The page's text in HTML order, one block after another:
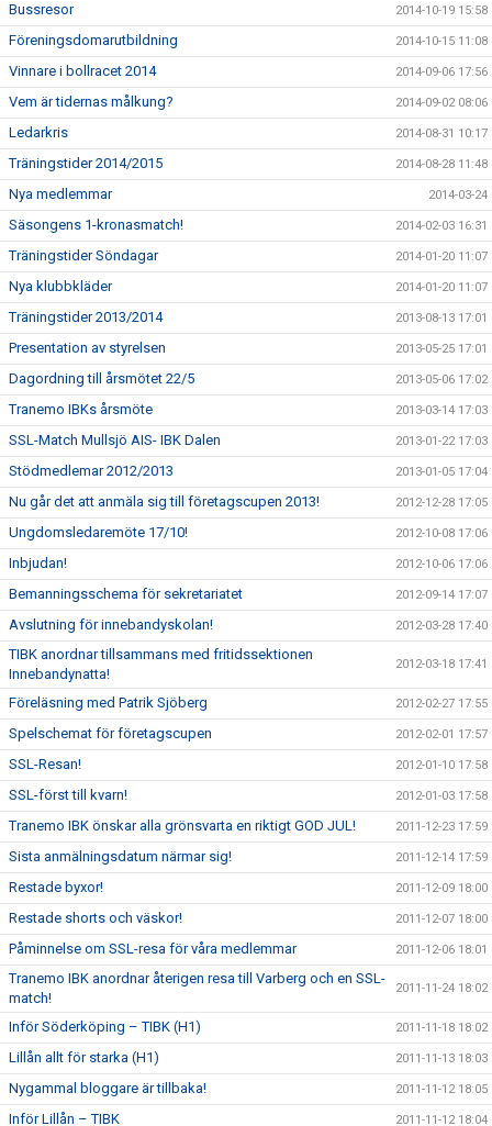
Bussresor 2014-10-19 15:58
Föreningsdomarutbildning 2014-10-15 11:08
Vinnare i bollracet 2014 2014-09-06 17:56
Vem är tidernas målkung? 2014-09-02 08:06
Ledarkris 2014-08-31 10:17
Träningstider 2014/2015 2014-08-28 11:48
Nya medlemmar 2014-03-24
Säsongens 1-kronasmatch! 2014-02-03 16:31
Träningstider Söndagar 2014-01-20 11:07
Nya klubbkläder 2014-01-20 11:07
Träningstider 2013/2014 2013-08-13 17:01
Presentation av styrelsen 2013-05-25 17:01
Dagordning till årsmötet 22/5 2013-05-06 17:02
Tranemo IBKs årsmöte 2013-03-14 17:03
SSL-Match Mullsjö AIS- IBK Dalen 2013-01-22 17:03
Stödmedlemar 2012/2013 2013-01-05 17:04
Nu går det att anmäla sig till företagscupen 2013! 2012-12-28 17:05
Ungdomsledaremöte 17/10! 2012-10-08 17:06
Inbjudan! 2012-10-06 17:06
Bemanningsschema för sekretariatet 2012-09-14 17:07
Avslutning för innebandyskolan! 2012-03-28 17:40
TIBK anordnar tillsammans med fritidssektionen
Innebandynatta!
2012-03-18 17:41
Föreläsning med Patrik Sjöberg 2012-02-27 17:55
Spelschemat för företagscupen 2012-02-01 17:57
SSL-Resan! 2012-01-10 17:58
SSL-först till kvarn! 2012-01-03 17:58
Tranemo IBK önskar alla grönsvarta en riktigt GOD JUL! 2011-12-23 17:59
Sista anmälningsdatum närmar sig! 2011-12-14 17:59
Restade byxor! 2011-12-09 18:00
Restade shorts och väskor! 2011-12-07 18:00
Påminnelse om SSL-resa för våra medlemmar 2011-12-06 18:01
Tranemo IBK anordnar återigen resa till Varberg och en SSL-
match!
2011-11-24 18:02
Inför Söderköping – TIBK (H1) 2011-11-18 18:02
Lillån allt för starka (H1) 2011-11-13 18:03
Nygammal bloggare är tillbaka! 2011-11-12 18:05
Inför Lillån – TIBK 2011-11-12 18:04